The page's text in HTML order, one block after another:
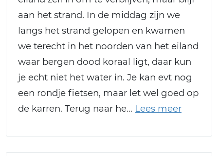
aan het strand. In de middag zijn we
langs het strand gelopen en kwamen
we terecht in het noorden van het eiland
waar bergen dood koraal ligt, daar kun
je echt niet het water in. Je kan evt nog
een rondje fietsen, maar let wel goed op
de karren. Terug naar he